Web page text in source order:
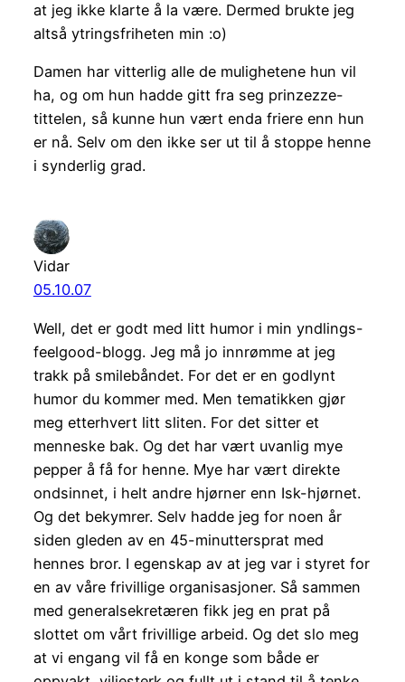
at jeg ikke klarte å la være. Dermed brukte jeg
altså ytringsfriheten min :o)
Damen har vitterlig alle de mulighetene hun vil
ha, og om hun hadde gitt fra seg prinzezze-
tittelen, så kunne hun vært enda friere enn hun
er nå. Selv om den ikke ser ut til å stoppe henne
i synderlig grad.
Vidar
05.10.07
Well, det er godt med litt humor i min yndlings-
feelgood-blogg. Jeg må jo innrømme at jeg
trakk på smilebåndet. For det er en godlynt
humor du kommer med. Men tematikken gjør
meg etterhvert litt sliten. For det sitter et
menneske bak. Og det har vært uvanlig mye
pepper å få for henne. Mye har vært direkte
ondsinnet, i helt andre hjørner enn Isk-hjørnet.
Og det bekymrer. Selv hadde jeg for noen år
siden gleden av en 45-minuttersprat med
hennes bror. I egenskap av at jeg var i styret for
en av våre frivillige organisasjoner. Så sammen
med generalsekretæren fikk jeg en prat på
slottet om vårt frivillige arbeid. Og det slo meg
at vi engang vil få en konge som både er